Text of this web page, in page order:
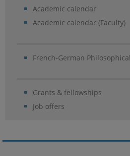
Academic calendar
Academic calendar (Faculty)
French-German
Grants & fellowships
Job offers